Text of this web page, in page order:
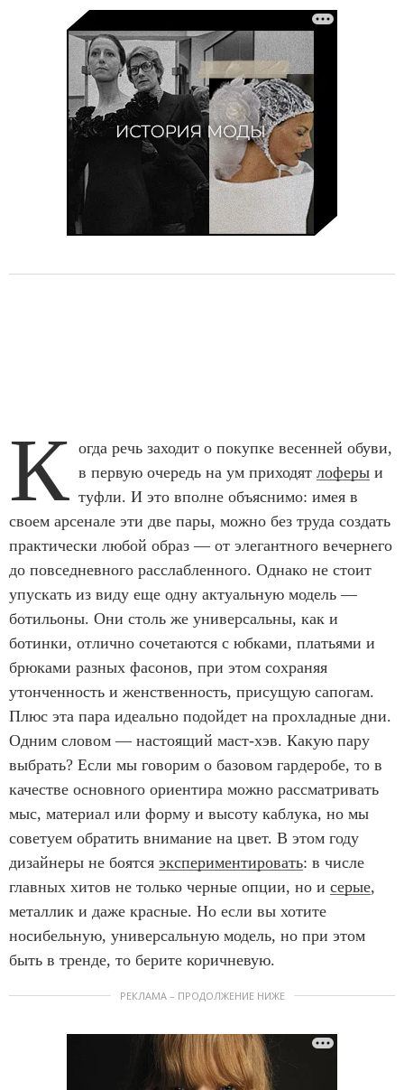
К огда речь заходит о покупке весенней обуви,
в первую очередь на ум приходят лоферы и
туфли. И это вполне объяснимо: имея в
своем арсенале эти две пары, можно без труда создать
практически любой образ — от элегантного вечернего
до повседневного расслабленного. Однако не стоит
упускать из виду еще одну актуальную модель —
ботильоны. Они столь же универсальны, как и
ботинки, отлично сочетаются с юбками, платьями и
брюками разных фасонов, при этом сохраняя
утонченность и женственность, присущую сапогам.
Плюс эта пара идеально подойдет на прохладные дни.
Одним словом — настоящий маст-хэв. Какую пару
выбрать? Если мы говорим о базовом гардеробе, то в
качестве основного ориентира можно рассматривать
мыс, материал или форму и высоту каблука, но мы
советуем обратить внимание на цвет. В этом году
дизайнеры не боятся экспериментировать: в числе
главных хитов не только черные опции, но и серые,
металлик и даже красные. Но если вы хотите
носибельную, универсальную модель, но при этом
быть в тренде, то берите коричневую.
РЕКЛАМА – ПРОДОЛЖЕНИЕ НИЖЕ